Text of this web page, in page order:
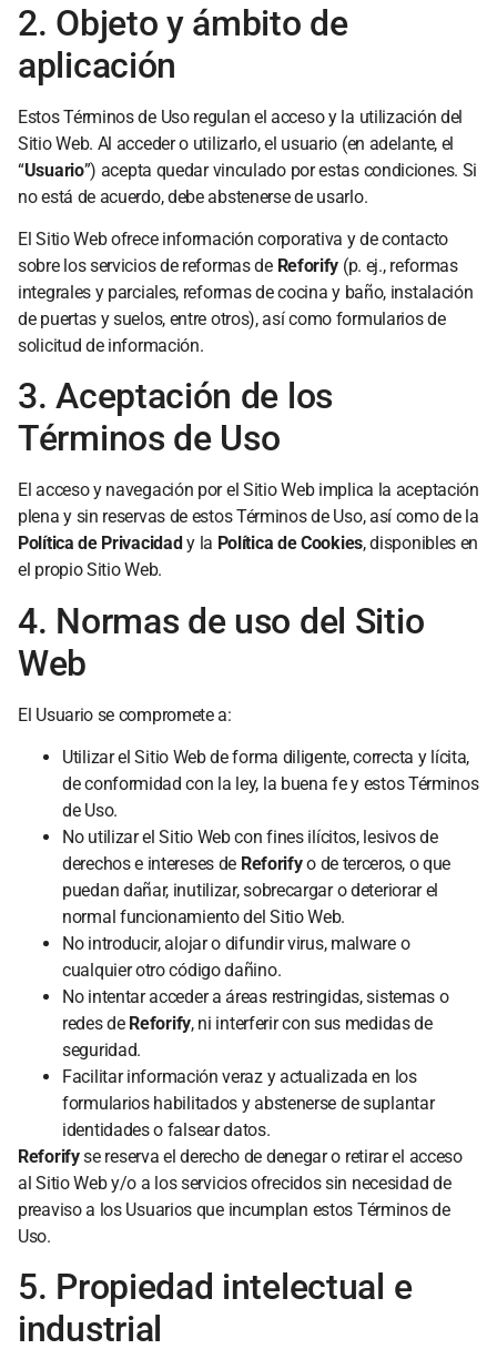
2. Objeto y ámbito de
aplicación
Estos Términos de Uso regulan el acceso y la utilización del
Sitio Web. Al acceder o utilizarlo, el usuario (en adelante, el
“Usuario”) acepta quedar vinculado por estas condiciones. Si
no está de acuerdo, debe abstenerse de usarlo.
El Sitio Web ofrece información corporativa y de contacto
sobre los servicios de reformas de Reforify (p. ej., reformas
integrales y parciales, reformas de cocina y baño, instalación
de puertas y suelos, entre otros), así como formularios de
solicitud de información.
3. Aceptación de los
Términos de Uso
El acceso y navegación por el Sitio Web implica la aceptación
plena y sin reservas de estos Términos de Uso, así como de la
Política de Privacidad y la Política de Cookies, disponibles en
el propio Sitio Web.
4. Normas de uso del Sitio
Web
El Usuario se compromete a:
Utilizar el Sitio Web de forma diligente, correcta y lícita,
de conformidad con la ley, la buena fe y estos Términos
de Uso.
No utilizar el Sitio Web con fines ilícitos, lesivos de
derechos e intereses de Reforifyo de terceros, o que
puedan dañar, inutilizar, sobrecargar o deteriorar el
normal funcionamiento del Sitio Web.
No introducir, alojar o difundir virus, malware o
cualquier otro código dañino.
No intentar acceder a áreas restringidas, sistemas o
redes de Reforify, ni interferir con sus medidas de
seguridad.
Facilitar información veraz y actualizada en los
formularios habilitados y abstenerse de suplantar
identidades o falsear datos.
Reforifyse reserva el derecho de denegar o retirar el acceso
al Sitio Web y/o a los servicios ofrecidos sin necesidad de
preaviso a los Usuarios que incumplan estos Términos de
Uso.
5. Propiedad intelectual e
industrial